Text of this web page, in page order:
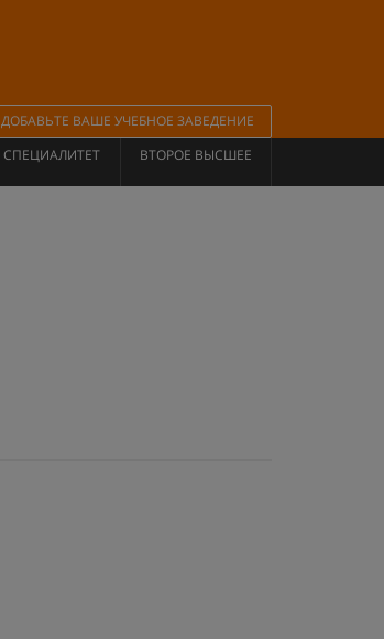
ДОБАВЬТЕ ВАШЕ УЧЕБНОЕ ЗАВЕДЕНИЕ
СПЕЦИАЛИТЕТ ВТОРОЕ ВЫСШЕЕ